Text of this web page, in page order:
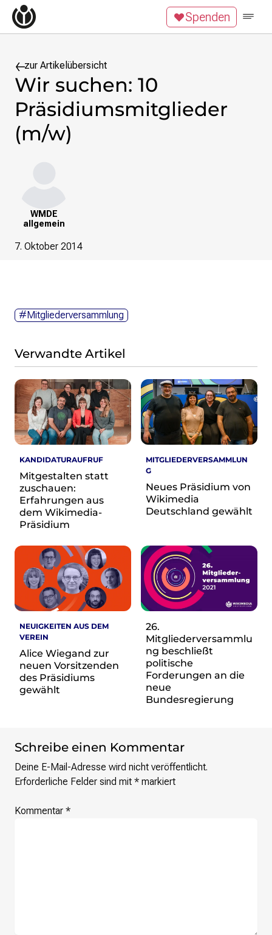
Zum Inhalt überspringen
Wikipedia unterstützen
Spenden
Mitmachen
News
Veranstaltungen
Publikationen
Digitales Ehrenamt
Freie Bildung
Freie Inhalte
Projekte
Wikidata
Wikimedia Commons
Initiativen für freies Wisses
Bündnis Freie Bildung
Bündnis F5
Das ABC des Freien Wissens
Das WikiLibrary Manifest
GLAM – Kultur- und Gedächtnisinstitutionen
Lizenzhinweisgenerator
Monsters of Law
Offene Kulturdaten
Projekt Technische Wünsche
re•shape
Verschlusssache Prüfung
Wissen. Macht. Gerechtigkeit.
Wikipedia-Schwesterprojekte
Wikibase
Wikibooks
Wikisource
Wiktionary
Wikiversity
Verein
Unsere Werte
Strategische Ausrichtung 2030
Transparenz
Spenden
zur Artikelübersicht
Wir suchen: 10
Präsidiumsmitglieder
(m/w)
WMDE
allgemein
7. Oktober 2014
#Mitgliederversammlung
Verwandte Artikel
KANDIDATURAUFRUF
Mitgestalten statt
zuschauen:
Erfahrungen aus
dem Wikimedia-
Präsidium
MITGLIEDERVERSAMMLUN
G
Neues Präsidium von
Wikimedia
Deutschland gewählt
NEUIGKEITEN AUS DEM
VEREIN
Alice Wiegand zur
neuen Vorsitzenden
des Präsidiums
gewählt
26.
Mitgliederversammlu
ng beschließt
politische
Forderungen an die
neue
Bundesregierung
Schreibe einen Kommentar
Deine E-Mail-Adresse wird nicht veröffentlicht.
Erforderliche Felder sind mit * markiert
Kommentar *